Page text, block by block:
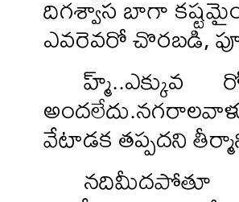
ఎవరెవరో చొరబడి,
వేటాడక తప్పదని
నదిమీదపోతూ